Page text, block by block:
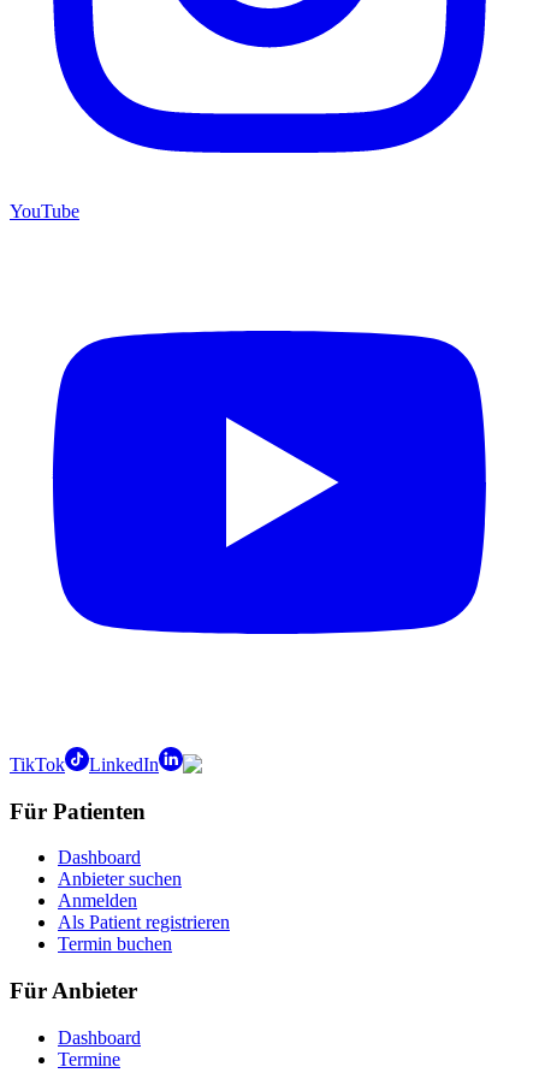
YouTube
TikTok LinkedIn
Für Patienten
Dashboard
Anbieter suchen
Anmelden
Als Patient registrieren
Termin buchen
Für Anbieter
Dashboard
Termine